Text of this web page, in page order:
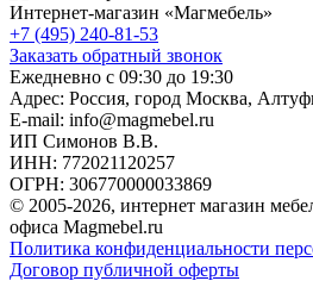
Интернет-магазин «Магмебель»
+7 (495) 240-81-53
Заказать обратный звонок
Ежедневно с 09:30 до 19:30
Адрес: Россия, город Москва,
E-mail: info@magmebel.ru
ИП Симонов В.В.
ИНН: 772021120257
ОГРН: 306770000033869
© 2005-2026, интернет магазин
офиса Magmebel.ru
Политика конфиденциальности
Договор публичной оферты